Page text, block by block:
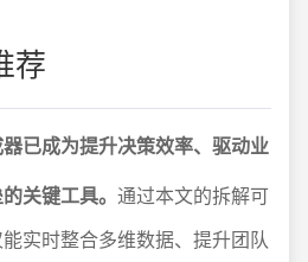
荐
已成为提升决策效率、驱动业
关键工具。 通过本文的拆解可
实时整合多维数据、提升团队